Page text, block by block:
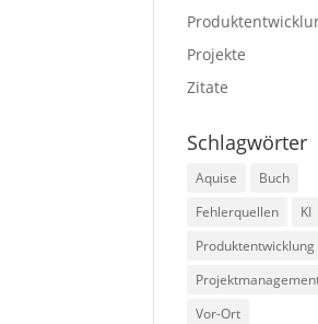
Projekte
Zitate
Schlagwörter
Aquise
Buch
Fehlerquellen
KI
Produktentwicklung
Vor-Ort